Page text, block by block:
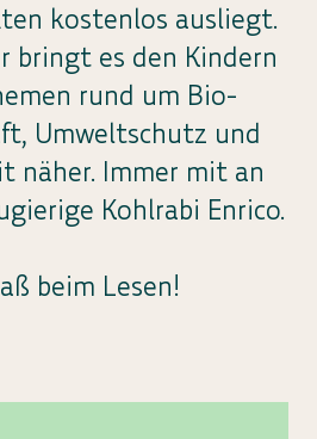
kostenlos ausliegt.
bringt es den Kindern
rund um Bio-
Umweltschutz und
näher. Immer mit an
Kohlrabi Enrico.
beim Lesen!